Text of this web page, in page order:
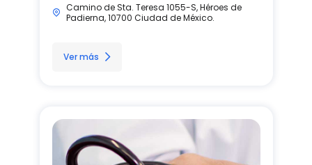
Camino de Sta. Teresa 1055-S, Héroes de
Padierna, 10700 Ciudad de México.
Ver más